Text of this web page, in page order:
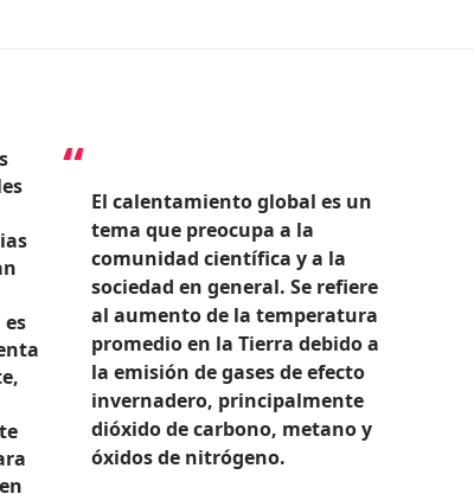
El calentamiento global es un
tema que preocupa a la
comunidad científica y a la
sociedad en general. Se refiere
al aumento de la temperatura
promedio en la Tierra debido a
la emisión de gases de efecto
invernadero, principalmente
dióxido de carbono, metano y
óxidos de nitrógeno.